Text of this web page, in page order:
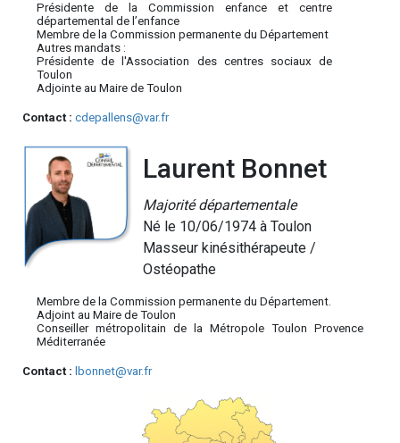
Présidente de la Commission enfance et centre
départemental de l’enfance
Membre de la Commission permanente du Département
Autres mandats :
Présidente de l'Association des centres sociaux de
Toulon
Adjointe au Maire de Toulon
Contact : cdepallens@var.fr
Laurent Bonnet
Majorité départementale
Né le 10/06/1974 à Toulon
Masseur kinésithérapeute /
Ostéopathe
Membre de la Commission permanente du Département.
Adjoint au Maire de Toulon
Conseiller métropolitain de la Métropole Toulon Provence
Méditerranée
Contact : lbonnet@var.fr